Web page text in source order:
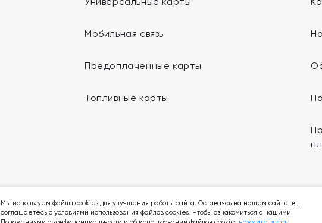
Мобильная связь
Предоплаченные карты
Топливные карты
Мы в социальных сетях:
Мы используем файлы cookies для улучшения работы сайта. Оставаясь на нашем сайте, вы
соглашаетесь с условиями использования файлов cookies. Чтобы ознакомиться с нашими